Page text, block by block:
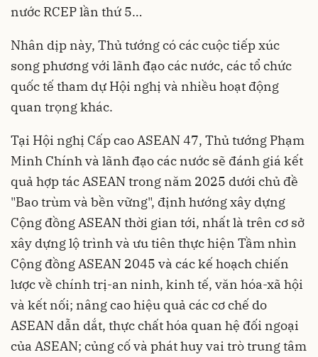
nước RCEP lần thứ 5…
Nhân dịp này, Thủ tướng có các cuộc tiếp xúc
song phương với lãnh đạo các nước, các tổ chức
quốc tế tham dự Hội nghị và nhiều hoạt động
quan trọng khác.
Tại Hội nghị Cấp cao ASEAN 47, Thủ tướng Phạm
Minh Chính và lãnh đạo các nước sẽ đánh giá kết
quả hợp tác ASEAN trong năm 2025 dưới chủ đề
"Bao trùm và bền vững", định hướng xây dựng
Cộng đồng ASEAN thời gian tới, nhất là trên cơ sở
xây dựng lộ trình và ưu tiên thực hiện Tầm nhìn
Cộng đồng ASEAN 2045 và các kế hoạch chiến
lược về chính trị-an ninh, kinh tế, văn hóa-xã hội
và kết nối; nâng cao hiệu quả các cơ chế do
ASEAN dẫn dắt, thực chất hóa quan hệ đối ngoại
của ASEAN; củng cố và phát huy vai trò trung tâm